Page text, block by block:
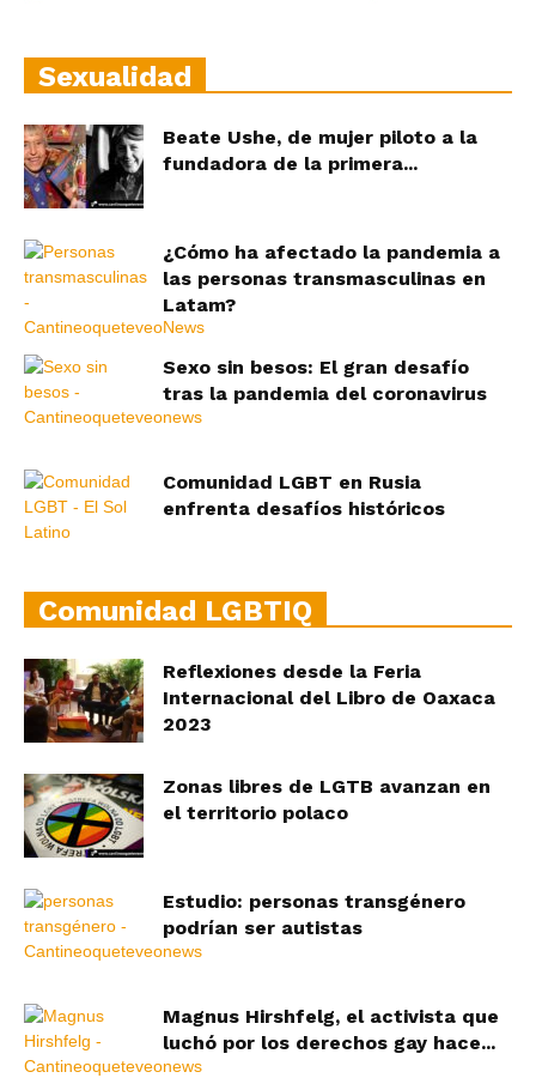
Sexualidad
Beate Ushe, de mujer piloto a la
fundadora de la primera...
¿Cómo ha afectado la pandemia a
las personas transmasculinas en
Latam?
Sexo sin besos: El gran desafío
tras la pandemia del coronavirus
Comunidad LGBT en Rusia
enfrenta desafíos históricos
Comunidad LGBTIQ
Reflexiones desde la Feria
Internacional del Libro de Oaxaca
2023
Zonas libres de LGTB avanzan en
el territorio polaco
Estudio: personas transgénero
podrían ser autistas
Magnus Hirshfelg, el activista que
luchó por los derechos gay hace...